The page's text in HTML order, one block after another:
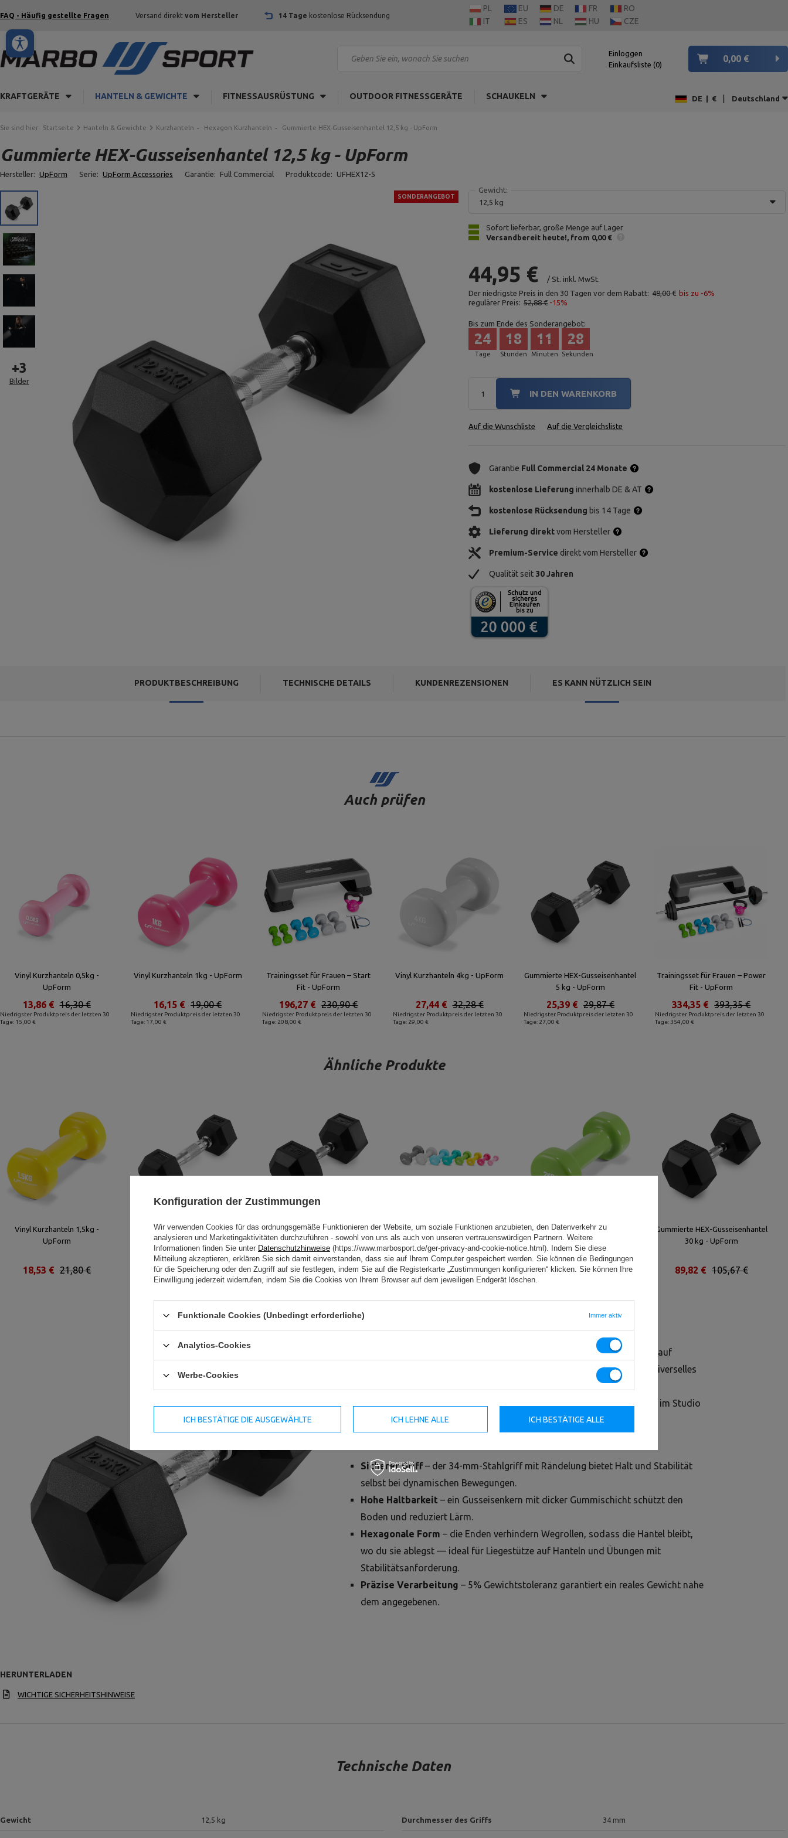
FAQ - Häufig gestellte Fragen Versand direkt vom Hersteller 14 Tage kostenlose Rücksendung
PL EU DE FR
RO
IT
ES NL HU CZE
Einloggen
Einkaufsliste 0
0,00 €
KRAFTGERÄTE HANTELN & GEWICHTE FITNESSAUSRÜSTUNG OUTDOOR FITNESSGERÄTE SCHAUKELN DE € | Deutschland
Sie sind hier: Startseite Hanteln & Gewichte Kurzhanteln Hexagon Kurzhanteln Gummierte HEX-Gusseisenhantel 12,5 kg - UpForm
Gummierte HEX-Gusseisenhantel 12,5 kg - UpForm
Hersteller: UpForm Serie: UpForm Accessories Garantie: Full Commercial Produktcode: UFHEX12-5
+3
Bilder
SONDERANGEBOT
Gewicht:
12,5 kg
Sofort lieferbar, große Menge auf Lager
Versandbereit heute! from 0,00 €
44,95 € / St. inkl. MwSt.
Der niedrigste Preis in den 30 Tagen vor dem Rabatt: 48,00 € bis zu -6%
regulärer Preis: 52,88 € -15%
Bis zum Ende des Sonderangebot:
Tage
24
Stunden
18
Minuten
11
Sekunden
27
IN DEN WARENKORB
Auf die Wunschliste Auf die Vergleichsliste
Garantie Full Commercial 24 Monate
kostenlose Lieferung innerhalb DE & AT
kostenlose Rücksendung bis 14 Tage
Lieferung direktvom Hersteller
Premium-Service direkt vom Hersteller
Qualität seit 30 Jahren
PRODUKTBESCHREIBUNG TECHNISCHE DETAILS KUNDENREZENSIONEN ES KANN NÜTZLICH SEIN
Auch prüfen
Vinyl Kurzhanteln 0,5kg -
UpForm
Niedrigster Produktpreis der letzten 30
Tage: 15,00 €
16,30 €
13,86 €
Vinyl Kurzhanteln 1kg - UpForm
Niedrigster Produktpreis der letzten 30
Tage: 17,00 €
19,00 €
16,15 €
Trainingsset für Frauen – Start
Fit - UpForm
Niedrigster Produktpreis der letzten 30
Tage: 208,00 €
230,90 €
196,27 €
Vinyl Kurzhanteln 4kg - UpForm
Niedrigster Produktpreis der letzten 30
Tage: 29,00 €
32,28 €
27,44 €
Gummierte HEX-Gusseisenhantel
5 kg - UpForm
Niedrigster Produktpreis der letzten 30
Tage: 27,00 €
29,87 €
25,39 €
Trainingsset für Frauen – Power
Fit - UpForm
Niedrigster Produktpreis der letzten 30
Tage: 354,00 €
393,35 €
334,35 €
Ähnliche Produkte
Vinyl Kurzhanteln 1,5kg -
UpForm
21,80 €
18,53 €
Gummierte HEX-Gusseisenhantel
2,5 kg - UpForm
21,75 €
18,49 €
Gummierte HEX-Gusseisenhantel
25 kg - UpForm
92,14 €
78,32 €
Vinyl Hantelset (8 Stück) 19,5kg -
UpForm
104,99 €
89,24 €
Vinyl Kurzhanteln 2kg - UpForm
24,20 €
20,57 €
Gummierte HEX-Gusseisenhantel
30 kg - UpForm
105,67 €
89,82 €
HEX-Gusseisenhantel – zuverlässig für jedes Trainingsniveau
Setze auf
bewährte Klassiker, die funktionieren. Die HEX-Gusseisenhantel ist ein universelles
Trainingsgerät, ideal für Krafttraining, Functional Training und
Ganzkörperübungen. Stabil, komfortabel und langlebig — genau, was du im Studio
oder zu Hause erwartest.
Sicherer Griff– der 34-mm-Stahlgriff mit Rändelung bietet Halt und Stabilität
selbst bei dynamischen Bewegungen.
Hohe Haltbarkeit – ein Gusseisenkern mit dicker Gummischicht schützt den
Boden und reduziert Lärm.
Hexagonale Form – die Enden verhindern Wegrollen, sodass die Hantel bleibt,
wo du sie ablegst — ideal für Liegestütze auf Hanteln und Übungen mit
Stabilitätsanforderung.
Präzise Verarbeitung – 5% Gewichtstoleranz garantiert ein reales Gewicht nahe
dem angegebenen.
HERUNTERLADEN
WICHTIGE SICHERHEITSHINWEISE
Technische Daten
Gewicht 12,5 kg Durchmesser des Griffs 34 mm
Konfiguration der Zustimmungen
Wir verwenden Cookies für das ordnungsgemäße Funktionieren der Website, um soziale Funktionen anzubieten, den Datenverkehr zu
analysieren und Marketingaktivitäten durchzuführen - sowohl von uns als auch von unseren vertrauenswürdigen Partnern. Weitere
Informationen finden Sie unter Datenschutzhinweise (https://www.marbosport.de/ger-privacy-and-cookie-notice.html). Indem Sie diese
Mitteilung akzeptieren, erklären Sie sich damit einverstanden, dass sie auf Ihrem Computer gespeichert werden. Sie können die Bedingungen
für die Speicherung oder den Zugriff auf sie festlegen, indem Sie auf die Registerkarte „Zustimmungen konfigurieren“ klicken. Sie können Ihre
Einwilligung jederzeit widerrufen, indem Sie die Cookies von Ihrem Browser auf dem jeweiligen Endgerät löschen.
Funktionale Cookies (Unbedingt erforderliche) Immer aktiv
Analytics-Cookies
Werbe-Cookies
ICH BESTÄTIGE DIE AUSGEWÄHLTE ICH LEHNE ALLE ICH BESTÄTIGE ALLE